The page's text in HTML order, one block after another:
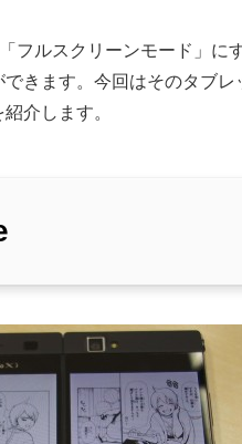
フルスクリーンモード」
きます。今回はそのタブ
介します。